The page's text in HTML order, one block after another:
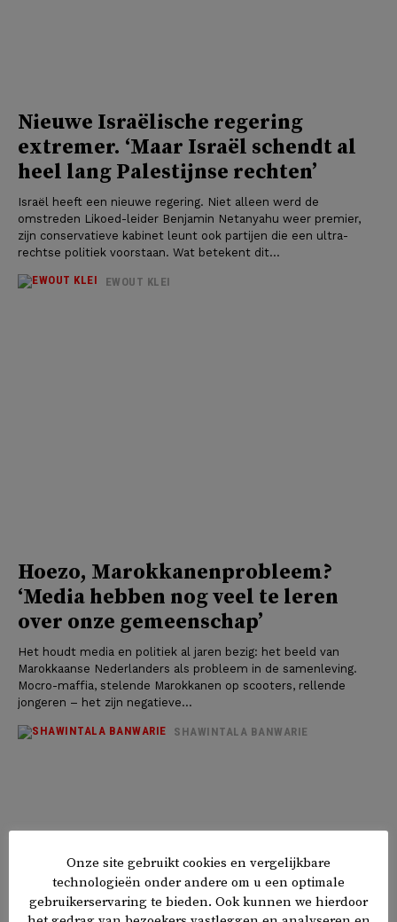
Nieuwe Israëlische regering
extremer. ‘Maar Israël schendt al
heel lang Palestijnse rechten’
Israël heeft een nieuwe regering. Niet alleen werd de
omstreden Likoed-leider Benjamin Netanyahu weer premier,
zijn conservatieve kabinet leunt ook partijen die een ultra-
rechtse politiek voorstaan. Wat betekent dit...
EWOUT KLEI
Hoezo, Marokkanenprobleem?
‘Media hebben nog veel te leren
over onze gemeenschap’
Het houdt media en politiek al jaren bezig: het beeld van
Marokkaanse Nederlanders als probleem in de samenleving.
Mocro-maffia, stelende Marokkanen op scooters, rellende
jongeren – het zijn negatieve...
SHAWINTALA BANWARIE
Onze site gebruikt cookies en vergelijkbare
technologieën onder andere om u een optimale
gebruikerservaring te bieden. Ook kunnen we hierdoor